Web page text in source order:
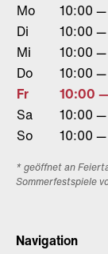
Mo
10:00
Di
10:00
Mi
10:00
Do
10:00
Fr
10:00
Sa
10:00
So
10:00
* geöffnet an
Sommerfestspiele
Navigation